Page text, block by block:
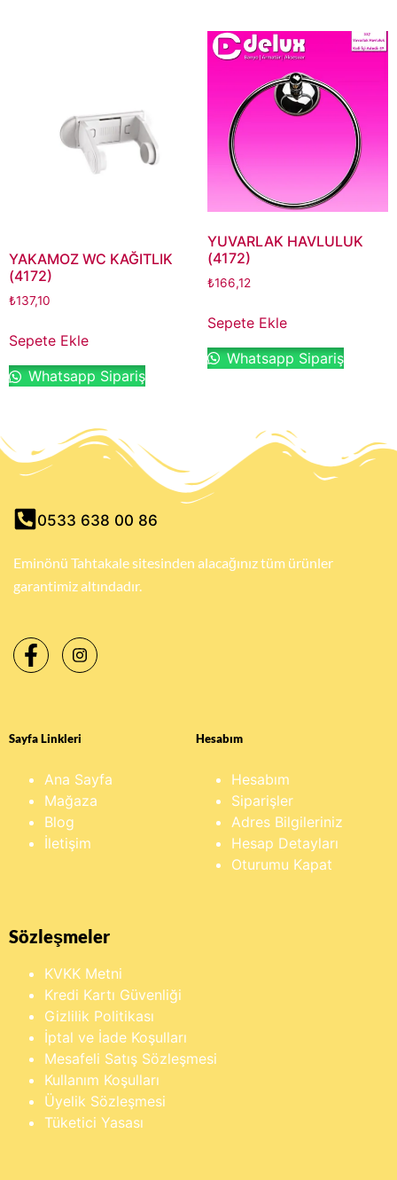
YAKAMOZ WC KAĞITLIK
(4172)
₺137,10
Sepete Ekle
Whatsapp Sipariş
YUVARLAK HAVLULUK
(4172)
₺166,12
Sepete Ekle
Whatsapp Sipariş
0533 638 00 86
Eminönü Tahtakale sitesinden alacağınız tüm ürünler
garantimiz altındadır.
Sayfa Linkleri
Ana Sayfa
Mağaza
Blog
İletişim
Hesabım
Hesabım
Siparişler
Adres Bilgileriniz
Hesap Detayları
Oturumu Kapat
Sözleşmeler
KVKK Metni
Kredi Kartı Güvenliği
Gizlilik Politikası
İptal ve İade Koşulları
Mesafeli Satış Sözleşmesi
Kullanım Koşulları
Üyelik Sözleşmesi
Tüketici Yasası